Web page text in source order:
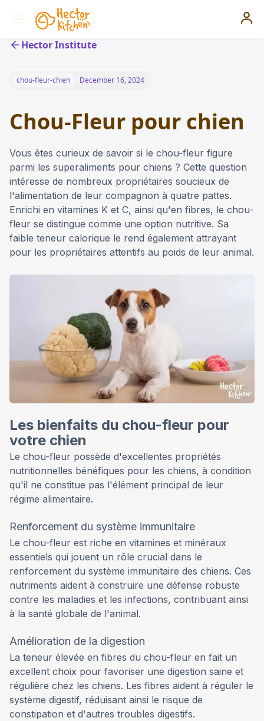
Hector Institute
chou-fleur-chien December 16, 2024
Chou-Fleur pour chien
Vous êtes curieux de savoir si le chou-fleur figure
parmi les superaliments pour chiens ? Cette question
intéresse de nombreux propriétaires soucieux de
l'alimentation de leur compagnon à quatre pattes.
Enrichi en vitamines K et C, ainsi qu'en fibres, le chou-
fleur se distingue comme une option nutritive. Sa
faible teneur calorique le rend également attrayant
pour les propriétaires attentifs au poids de leur animal.
Les bienfaits du chou-fleur pour
votre chien
Le chou-fleur possède d'excellentes propriétés
nutritionnelles bénéfiques pour les chiens, à condition
qu'il ne constitue pas l'élément principal de leur
régime alimentaire.
Renforcement du système immunitaire
Le chou-fleur est riche en vitamines et minéraux
essentiels qui jouent un rôle crucial dans le
renforcement du système immunitaire des chiens. Ces
nutriments aident à construire une défense robuste
contre les maladies et les infections, contribuant ainsi
à la santé globale de l'animal.
Amélioration de la digestion
La teneur élevée en fibres du chou-fleur en fait un
excellent choix pour favoriser une digestion saine et
régulière chez les chiens. Les fibres aident à réguler le
système digestif, réduisant ainsi le risque de
constipation et d'autres troubles digestifs.